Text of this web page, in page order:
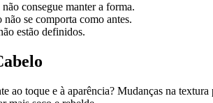
consegue manter a forma.
não se comporta como antes.
estão definidos.
ao toque e à aparência? Mudanças na